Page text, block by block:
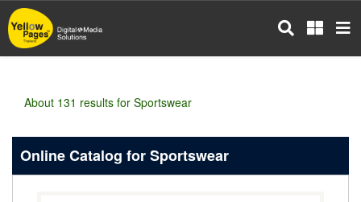
Skip
to
main
About 131 results for Sportswear
Online Catalog for Sportswear